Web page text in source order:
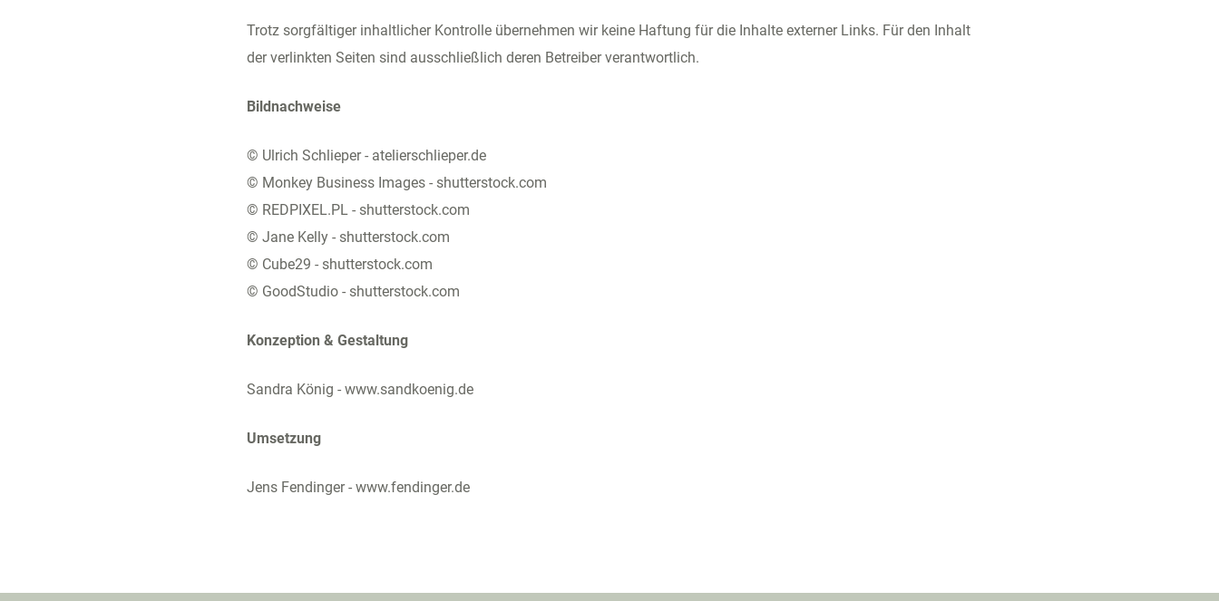
PROGRAMMEAKADEMIEBUCHMELANIE WILLIAMS
Trotz sorgfältiger inhaltlicher Kontrolle übernehmen wir keine Haftung für die Inhalte externer Links. Für den Inhalt
der verlinkten Seiten sind ausschließlich deren Betreiber verantwortlich.
Bildnachweise
© Ulrich Schlieper - atelierschlieper.de
© Monkey Business Images - shutterstock.com
© REDPIXEL.PL - shutterstock.com
© Jane Kelly - shutterstock.com
© Cube29 - shutterstock.com
© GoodStudio - shutterstock.com
Konzeption & Gestaltung
Sandra König - www.sandkoenig.de
Umsetzung
Jens Fendinger - www.fendinger.de